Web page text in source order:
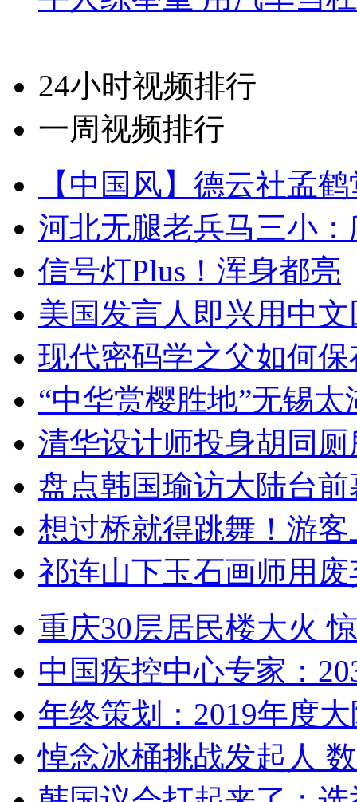
24小时视频排行
一周视频排行
【中国风】德云社孟
河北无腿老兵马三小
信号灯Plus！浑身都亮
美国发言人即兴用中
现代密码学之父如何
“中华赏樱胜地”无锡
清华设计师投身胡同
盘点韩国瑜访大陆台
想过桥就得跳舞！游客
祁连山下玉石画师用
重庆30层居民楼大火
中国疾控中心专家：
年终策划：2019年度
悼念冰桶挑战发起人